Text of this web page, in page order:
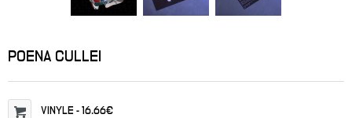
POENA CULLEI
VINYLE - 16.66€